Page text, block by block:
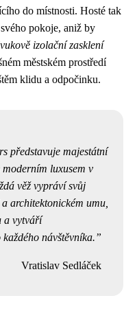
do místnosti. Hosté tak
pokoje, aniž by
izolační zasklení
městském prostředí
klidu a odpočinku.
představuje majestátní
luxusem v
věž vypráví svůj
architektonickém umu,
a vytváří
návštěvníka.
Vratislav Sedláček